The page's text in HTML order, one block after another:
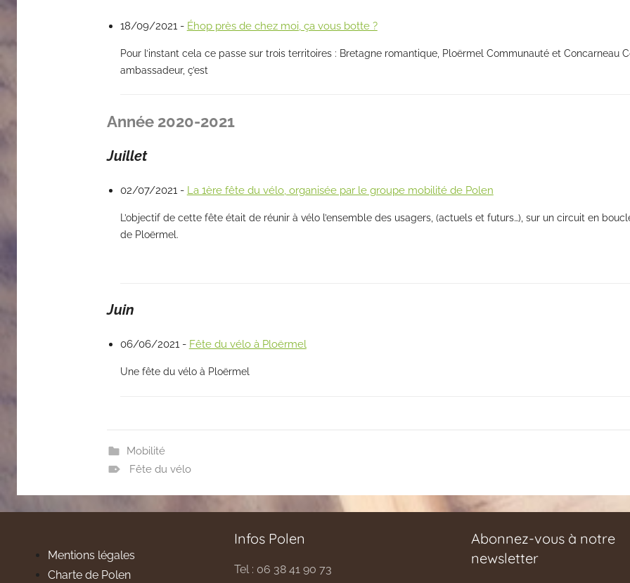
18/09/2021 - Éhop près de chez moi, ça vous botte ?
Pour l’instant cela ce passe sur trois territoires : Bretagne romantique, Ploërmel Communauté et Concarneau
ambassadeur, ç’est
Année 2020-2021
Juillet
02/07/2021 - La 1ère fête du vélo, organisée par le groupe mobilité de Polen
L’objectif de cette fête était de réunir à vélo l’ensemble des usagers, (actuels et futurs…), sur un circuit en
de Ploërmel.
Juin
06/06/2021 - Fête du vélo à Ploërmel
Une fête du vélo à Ploërmel
Mobilité
Fête du vélo
Mentions légales
Charte de Polen
Infos Polen
Tel : 06 38 41 90 73
Abonnez-vous à notre
newsletter